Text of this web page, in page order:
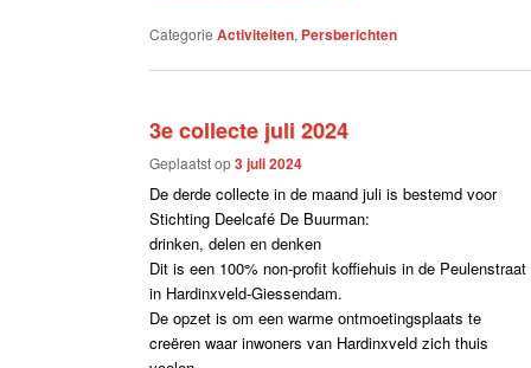
Categorie Activiteiten, Persberichten
3e collecte juli 2024
Geplaatst op3 juli 2024
De derde collecte in de maand juli is bestemd voor
Stichting Deelcafé De Buurman:
drinken, delen en denken
Dit is een 100% non-profit koffiehuis in de Peulenstraat
in Hardinxveld-Giessendam.
De opzet is om een warme ontmoetingsplaats te
creëren waar inwoners van Hardinxveld zich thuis